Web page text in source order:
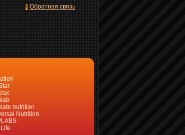
Обратная связь
nutrition
Nutrition